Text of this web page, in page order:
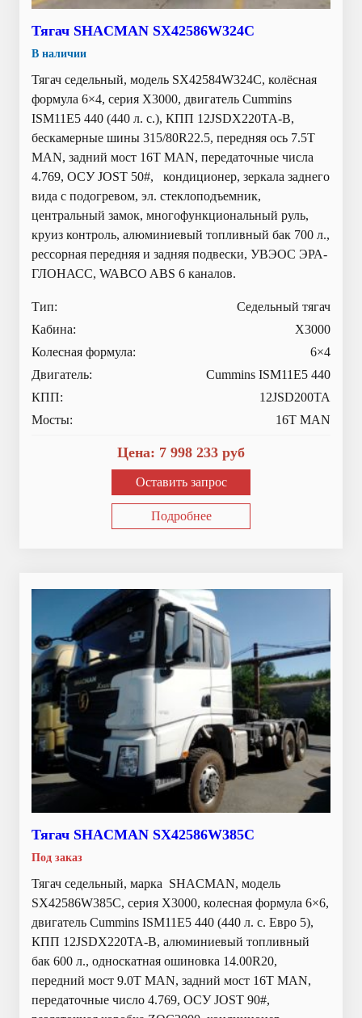
Тягач SHACMAN SX42586W324C
В наличии
Тягач седельный, модель SX42584W324C, колёсная
формула 6×4, серия X3000, двигатель Cummins
ISM11E5 440 (440 л. с.), КПП 12JSDX220TA-B,
бескамерные шины 315/80R22.5, передняя ось 7.5T
MAN, задний мост 16T MAN, передаточные числа
4.769, ОСУ JOST 50#, кондиционер, зеркала заднего
вида с подогревом, эл. стеклоподъемник,
центральный замок, многофункциональный руль,
круиз контроль, алюминиевый топливный бак 700 л.,
рессорная передняя и задняя подвески, УВЭОС ЭРА-
ГЛОНАСС, WABCO ABS 6 каналов.
Тип:
Седельный тягач
Кабина:
X3000
Колесная формула:
6×4
Двигатель:
Cummins ISM11E5 440
КПП:
12JSD200TA
Мосты:
16T MAN
Цена: 7 998 233 руб
Оставить запрос
Подробнее
Тягач SHACMAN SX42586W385C
Под заказ
Тягач седельный, марка SHACMAN, модель
SX42586W385C, серия Х3000, колесная формула 6×6,
двигатель Cummins ISM11E5 440 (440 л. с. Евро 5),
КПП 12JSDX220TA-B, алюминиевый топливный
бак 600 л., односкатная ошиновка 14.00R20,
передний мост 9.0T MAN, задний мост 16T MAN,
передаточные число 4.769, ОСУ JOST 90#,